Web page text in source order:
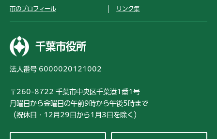
市のプロフィール リンク集
千葉市役所
法人番号 6000020121002
〒260-8722 千葉市中央区千葉港1番1号
月曜日から金曜日の午前9時から午後5時まで
（祝休日・12月29日から1月3日を除く）